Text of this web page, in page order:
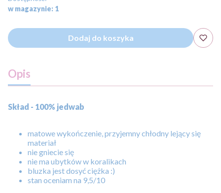
w magazynie: 1
Dodaj do koszyka
Opis
Skład - 100% jedwab
matowe wykończenie, przyjemny chłodny lejący się
materiał
nie gniecie się
nie ma ubytków w koralikach
bluzka jest dosyć ciężka :)
stan oceniam na 9,5/10